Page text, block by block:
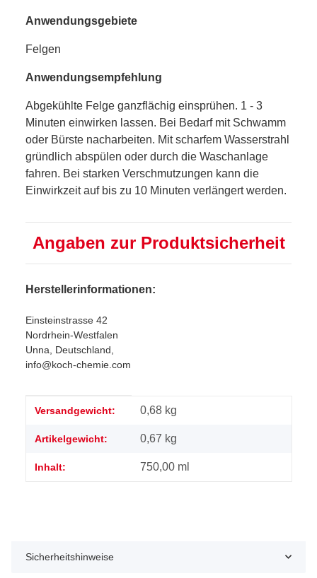
Anwendungsgebiete
Felgen
Anwendungsempfehlung
Abgekühlte Felge ganzflächig einsprühen. 1 - 3
Minuten einwirken lassen. Bei Bedarf mit Schwamm
oder Bürste nacharbeiten. Mit scharfem Wasserstrahl
gründlich abspülen oder durch die Waschanlage
fahren. Bei starken Verschmutzungen kann die
Einwirkzeit auf bis zu 10 Minuten verlängert werden.
Angaben zur Produktsicherheit
Herstellerinformationen:
Einsteinstrasse 42
Nordrhein-Westfalen
Unna, Deutschland,
info@koch-chemie.com
Produkteigenschaft
Wert
Versandgewicht: 0,68 kg
Artikelgewicht: 0,67 kg
Inhalt: 750,00 ml
Sicherheitshinweise